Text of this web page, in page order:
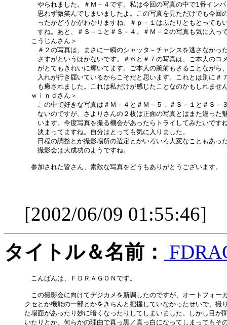
やられました。＃Ｍ－４です。私は今回の写真の中で1番インパ
思わず微笑んでしまいましたよ。この写真を見ただけでも今回
ったかどうかがわかりますね。＃ｐ－１はふたりともとっても
すね。あと、＃Ｓ－１と＃Ｓ－４、＃Ｍ－２の写真も気に入っ
こうじんさん＞
＃２の写真は、まさに一瞬のシャッタ－チャンスを逃さなかっ
さすがというほかないです。＃６と＃７の写真は、ご本人のコ
がとてもきれいに輝いてます。ご本人の腕前もさることながら
入れが行き届いているからこそだと思います。これとは別に＃
も癒されました。これは私だけが感じたことなのかもしれませ
ｗｉｎｄさん＞
この中で好きな写真は＃Ｍ－４と＃Ｍ－５，＃Ｓ－１と＃Ｓ－
ないのですが、さよりさんの２枚は正面の写真とはまた違った
います。今度写真を撮る機会があったらトライしてみたいです
決まってますね。自分はとっても気に入りました。
日程の調整とか撮影場所の選定とかいろいろ大変なこともあっ
撮影会は大成功のようですね。
参加された皆さん、素敵な写真をどうもありがとうございます。
[2002/06/09 01:55:46]
タイトル＆名前：
こんばんは、ＦＤＲＡＧＯＮです。
この撮影会に向けてデジカメを新調したのですが、オートフォー
クセとか機能の一部とかをきちんと把握していなかったせいで、撮
た場面があったり妙に暗くなったりしてしまいました。しかし目が
いたりとか、何らかの理由で真っ黒／真っ白になってしまってもそ